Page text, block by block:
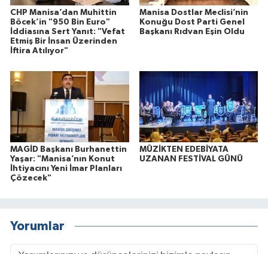
CHP Manisa’dan Muhittin
Böcek’in "950 Bin Euro"
İddiasına Sert Yanıt: "Vefat
Etmiş Bir İnsan Üzerinden
İftira Atılıyor"
Manisa Dostlar Meclisi’nin
Konuğu Dost Parti Genel
Başkanı Rıdvan Eşin Oldu
MAGİD Başkanı Burhanettin
Yaşar: "Manisa’nın Konut
İhtiyacını Yeni İmar Planları
Çözecek"
MÜZİKTEN EDEBİYATA
UZANAN FESTİVAL GÜNÜ
Yorumlar